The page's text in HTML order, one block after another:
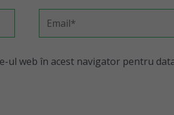
ul web în acest navigator pentru